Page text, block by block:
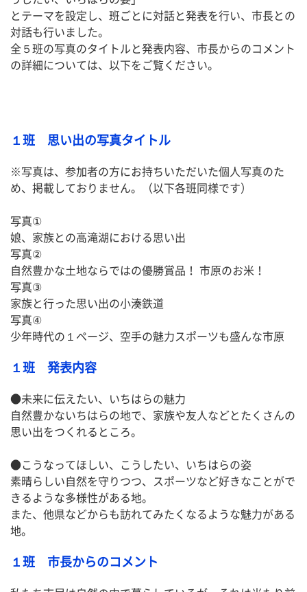
とテーマを設定し、班ごとに対話と発表を行い、市長との
対話も行いました。
全５班の写真のタイトルと発表内容、市長からのコメント
の詳細については、以下をご覧ください。
１班 思い出の写真タイトル
※写真は、参加者の方にお持ちいただいた個人写真のた
め、掲載しておりません。（以下各班同様です）
写真①
娘、家族との高滝湖における思い出
写真②
自然豊かな土地ならではの優勝賞品！ 市原のお米！
写真③
家族と行った思い出の小湊鉄道
写真④
少年時代の１ページ、空手の魅力スポーツも盛んな市原
１班 発表内容
●未来に伝えたい、いちはらの魅力
自然豊かないちはらの地で、家族や友人などとたくさんの
思い出をつくれるところ。
●こうなってほしい、こうしたい、いちはらの姿
素晴らしい自然を守りつつ、スポーツなど好きなことがで
きるような多様性がある地。
また、他県などからも訪れてみたくなるような魅力がある
地。
１班 市長からのコメント